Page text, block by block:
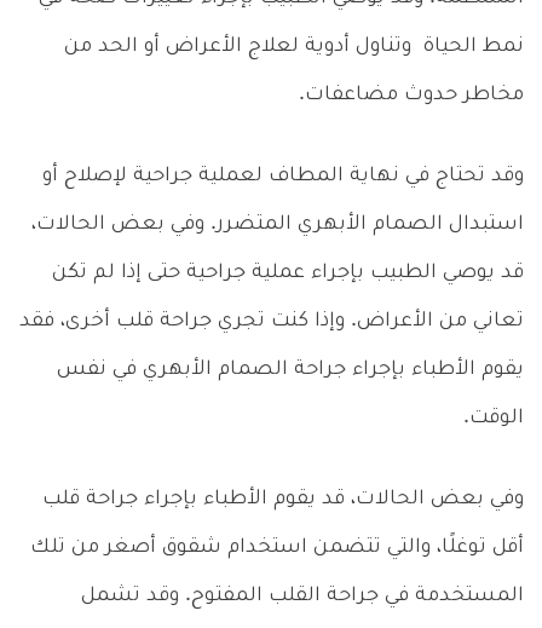
نمط الحياة وتناول أدوية لعلاج الأعراض أو الحد من
مخاطر حدوث مضاعفات.
وقد تحتاج في نهاية المطاف لعملية جراحية لإصلاح أو
استبدال الصمام الأبهري المتضرر. وفي بعض الحالات،
قد يوصي الطبيب بإجراء عملية جراحية حتى إذا لم تكن
تعاني من الأعراض. وإذا كنت تجري جراحة قلب أخرى، فقد
يقوم الأطباء بإجراء جراحة الصمام الأبهري في نفس
الوقت.
وفي بعض الحالات، قد يقوم الأطباء بإجراء جراحة قلب
أقل توغلًا، والتي تتضمن استخدام شقوق أصغر من تلك
المستخدمة في جراحة القلب المفتوح. وقد تشمل